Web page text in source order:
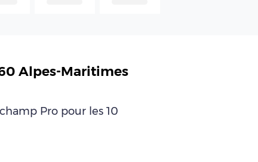
Alpes-Maritimes
Pro pour les 10